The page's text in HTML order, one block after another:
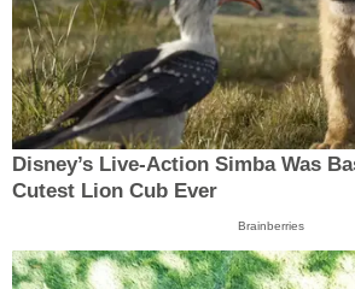
Disney’s Live-Action Simba Was
Cutest Lion Cub Ever
Brainberries